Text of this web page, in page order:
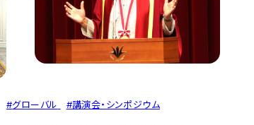
#グローバル #講演会・シンポジウム